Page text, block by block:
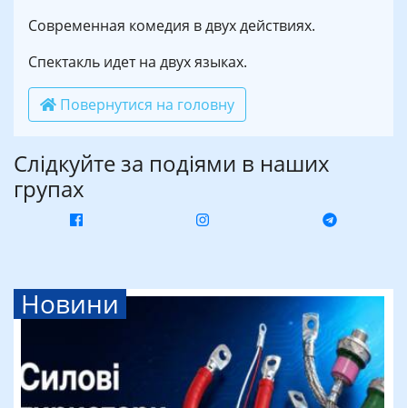
Современная комедия в двух действиях.
Спектакль идет на двух языках.
Повернутися на головну
Слідкуйте за подіями в наших
групах
Новини